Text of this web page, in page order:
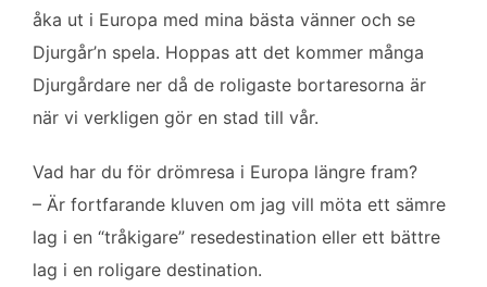
åka ut i Europa med mina bästa vänner och se
Djurgår’n spela. Hoppas att det kommer många
Djurgårdare ner då de roligaste bortaresorna är
när vi verkligen gör en stad till vår.
Vad har du för drömresa i Europa längre fram?
– Är fortfarande kluven om jag vill möta ett sämre
lag i en “tråkigare” resedestination eller ett bättre
lag i en roligare destination.